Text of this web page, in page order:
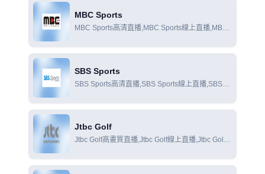
MBC Sports
MBC Sports高清直播,MBC Sports線上直播,MBC
SBS Sports
SBS Sports高清直播,SBS Sports線上直播,SBS
Jtbc Golf
Jtbc Golf高畫質直播,Jtbc Golf線上直播,Jtbc Golf